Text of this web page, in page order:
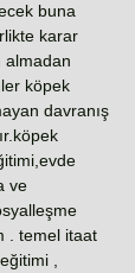
buna
karar
almadan
köpek
davranış
ve
. temel itaat
,